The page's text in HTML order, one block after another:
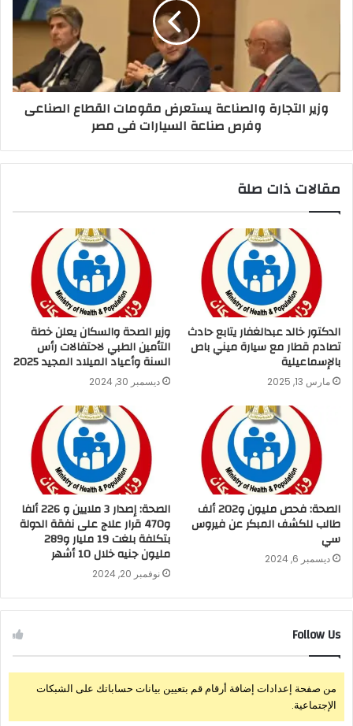
وزير التجارة والصناعة يستعرض مقومات القطاع الصناعى
وفرص صناعة السيارات فى مصر
مقالات ذات صلة
الدكتور خالد عبدالغفار يتابع حادث
تصادم قطار مع سيارة ميني باص
بالإسماعيلية
مارس 13, 2025
وزير الصحة والسكان يعلن خطة
التأمين الطبي لاحتفالات رأس
السنة وأعياد الميلاد المجيد 2025
ديسمبر 30, 2024
الصحة: فحص مليون و202 ألف
طالب للكشف المبكر عن فيروس
سي
ديسمبر 6, 2024
الصحة: إصدار 3 ملايين و 226 ألفا
و470 قرار علاج على نفقة الدولة
بتكلفة بلغت 19 مليار و289
مليون جنيه خلال 10 أشهر
نوفمبر 20, 2024
Follow Us
من صفحة إعدادات إضافة أرقام قم بتعيين بيانات حساباتك على الشبكات
الإجتماعية.